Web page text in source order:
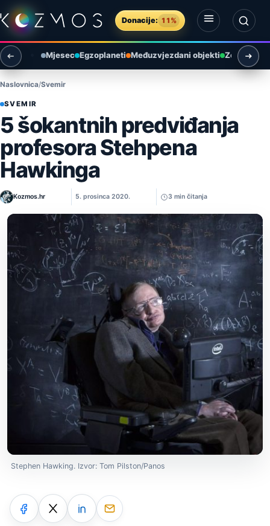
Preskoči na sadržaj
Donacije: 11%
Otvori izbornik
Otvori pretragu
Mjesec Egzoplaneti Međuzvjezdani objekti Zemlja i
Naslovnica Svemir
SVEMIR
5 šokantnih predviđanja
profesora Stehpena
Hawkinga
Kozmos.hr 5. prosinca 2020. 3 min čitanja
Stephen Hawking. Izvor: Tom Pilston/Panos